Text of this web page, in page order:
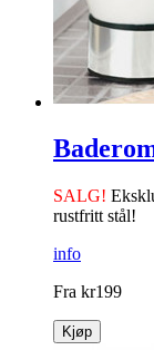
SALG!
rustfritt stål!
info
Fra kr199
Kjøp